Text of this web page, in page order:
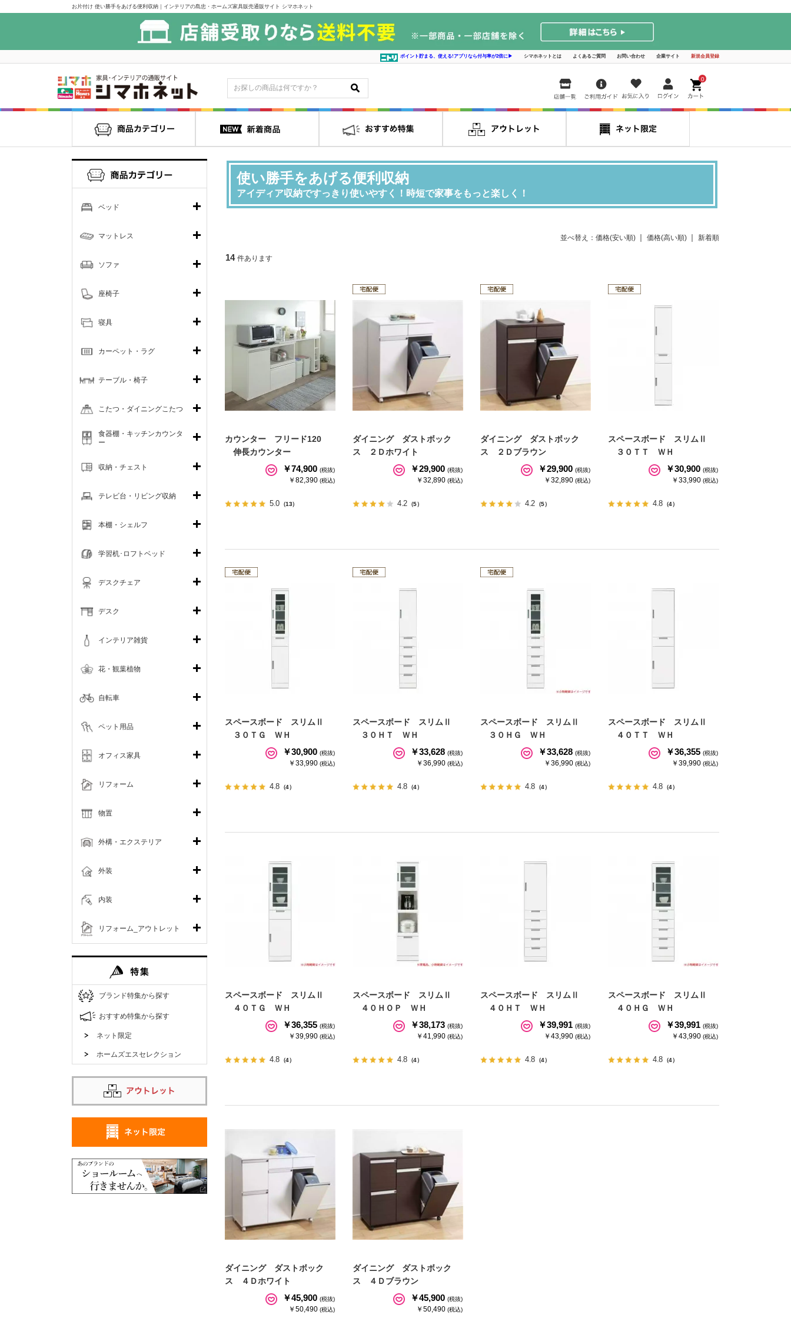
お片付け 使い勝手をあげる便利収納｜インテリアの島忠・ホームズ家具販売通販サイト シマホネット
ポイント貯まる、使える!アプリなら付与率が2倍に▶ シマホネットとは よくあるご質問 お問い合わせ 企業サイト 新規会員登録
0
使い勝手をあげる便利収納
アイディア収納ですっきり使いやすく！時短で家事をもっと楽しく！
並べ替え： 価格(安い順) 価格(高い順) 新着順
14 件あります
カウンター フリード120
伸長カウンター
￥74,900 (税抜)
￥82,390 (税込)
5.0 （13）
ダイニング ダストボック
ス ２Ｄホワイト
￥29,900 (税抜)
￥32,890 (税込)
4.2 （5）
ダイニング ダストボック
ス ２Ｄブラウン
￥29,900 (税抜)
￥32,890 (税込)
4.2 （5）
スペースボード スリムⅡ
３０ＴＴ ＷＨ
￥30,900 (税抜)
￥33,990 (税込)
4.8 （4）
スペースボード スリムⅡ
３０ＴＧ ＷＨ
￥30,900 (税抜)
￥33,990 (税込)
4.8 （4）
スペースボード スリムⅡ
３０ＨＴ ＷＨ
￥33,628 (税抜)
￥36,990 (税込)
4.8 （4）
スペースボード スリムⅡ
３０ＨＧ ＷＨ
￥33,628 (税抜)
￥36,990 (税込)
4.8 （4）
スペースボード スリムⅡ
４０ＴＴ ＷＨ
￥36,355 (税抜)
￥39,990 (税込)
4.8 （4）
スペースボード スリムⅡ
４０ＴＧ ＷＨ
￥36,355 (税抜)
￥39,990 (税込)
4.8 （4）
スペースボード スリムⅡ
４０ＨＯＰ ＷＨ
￥38,173 (税抜)
￥41,990 (税込)
4.8 （4）
スペースボード スリムⅡ
４０ＨＴ ＷＨ
￥39,991 (税抜)
￥43,990 (税込)
4.8 （4）
スペースボード スリムⅡ
４０ＨＧ ＷＨ
￥39,991 (税抜)
￥43,990 (税込)
4.8 （4）
ダイニング ダストボック
ス ４Ｄホワイト
￥45,900 (税抜)
￥50,490 (税込)
ダイニング ダストボック
ス ４Ｄブラウン
￥45,900 (税抜)
￥50,490 (税込)
ベッド
マットレス
ソファ
寝具
座椅子
カーペット・ラグ
テーブル・椅子
こたつ・ダイニングこたつ
食器棚・キッチンカウンタ
ー
収納・チェスト
テレビ台・リビング収納
本棚・シェルフ
学習机･ロフトベッド
デスクチェア
デスク
インテリア雑貨
花・観葉植物
自転車
ペット用品
オフィス家具
リフォーム
リフォーム_アウトレット
物置
外構・エクステリア
外装
内装
ブランド特集から探す
おすすめ特集から探す
ネット限定
ホームズエスセレクション